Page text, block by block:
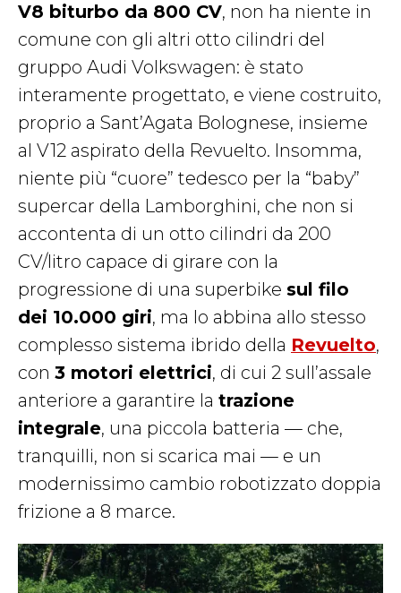
V8 biturbo da 800 CV, non ha niente in
comune con gli altri otto cilindri del
gruppo Audi Volkswagen: è stato
interamente progettato, e viene costruito,
proprio a Sant’Agata Bolognese, insieme
al V12 aspirato della Revuelto. Insomma,
niente più “cuore” tedesco per la “baby”
supercar della Lamborghini, che non si
accontenta di un otto cilindri da 200
CV/litro capace di girare con la
progressione di una superbike sul filo
dei 10.000 giri, ma lo abbina allo stesso
complesso sistema ibrido della Revuelto,
con 3 motori elettrici, di cui 2 sull’assale
anteriore a garantire la trazione
integrale, una piccola batteria — che,
tranquilli, non si scarica mai — e un
modernissimo cambio robotizzato doppia
frizione a 8 marce.